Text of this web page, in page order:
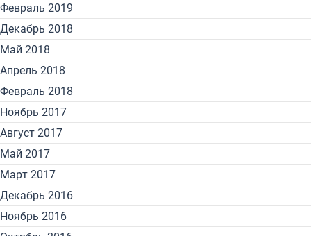
Февраль 2019
Декабрь 2018
Май 2018
Апрель 2018
Февраль 2018
Ноябрь 2017
Август 2017
Май 2017
Март 2017
Декабрь 2016
Ноябрь 2016